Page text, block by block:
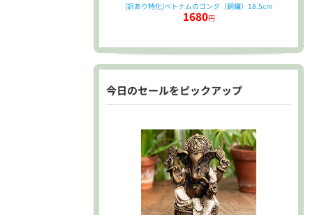
[訳あり特化]ベトナムのゴング（銅鑼）18.5cm
1680円
今日のセールをピックアップ